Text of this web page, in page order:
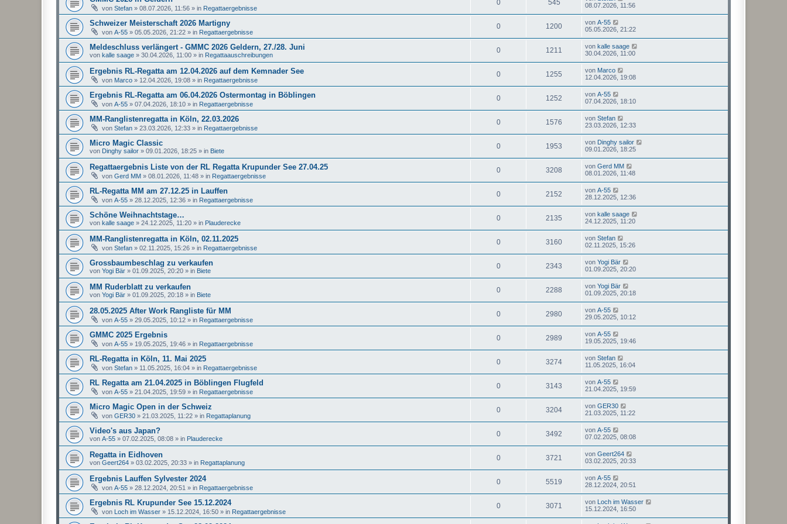
von Stefan » 08.07.2026, 11:56 » in Regattaergebnisse
0 545
08.07.2026, 11:56
Schweizer Meisterschaft 2026 Martigny
von A-55 » 05.05.2026, 21:22 » in Regattaergebnisse
0 1200 von A-55
05.05.2026, 21:22
Meldeschluss verlängert - GMMC 2026 Geldern, 27./28. Juni
von kalle saage » 30.04.2026, 11:00 » in Regattaauschreibungen
0 1211 von kalle saage
30.04.2026, 11:00
Ergebnis RL-Regatta am 12.04.2026 auf dem Kemnader See
von Marco » 12.04.2026, 19:08 » in Regattaergebnisse
0 1255 von Marco
12.04.2026, 19:08
Ergebnis RL-Regatta am 06.04.2026 Ostermontag in Böblingen
von A-55 » 07.04.2026, 18:10 » in Regattaergebnisse
0 1252 von A-55
07.04.2026, 18:10
MM-Ranglistenregatta in Köln, 22.03.2026
von Stefan » 23.03.2026, 12:33 » in Regattaergebnisse
0 1576 von Stefan
23.03.2026, 12:33
Micro Magic Classic
von Dinghy sailor » 09.01.2026, 18:25 » in Biete
0 1953 von Dinghy sailor
09.01.2026, 18:25
Regattaergebnis Liste von der RL Regatta Krupunder See 27.04.25
von Gerd MM » 08.01.2026, 11:48 » in Regattaergebnisse
0 3208 von Gerd MM
08.01.2026, 11:48
RL-Regatta MM am 27.12.25 in Lauffen
von A-55 » 28.12.2025, 12:36 » in Regattaergebnisse
0 2152 von A-55
28.12.2025, 12:36
Schöne Weihnachtstage…
von kalle saage » 24.12.2025, 11:20 » in Plauderecke
0 2135 von kalle saage
24.12.2025, 11:20
MM-Ranglistenregatta in Köln, 02.11.2025
von Stefan » 02.11.2025, 15:26 » in Regattaergebnisse
0 3160 von Stefan
02.11.2025, 15:26
Grossbaumbeschlag zu verkaufen
von Yogi Bär » 01.09.2025, 20:20 » in Biete
0 2343 von Yogi Bär
01.09.2025, 20:20
MM Ruderblatt zu verkaufen
von Yogi Bär » 01.09.2025, 20:18 » in Biete
0 2288 von Yogi Bär
01.09.2025, 20:18
28.05.2025 After Work Rangliste für MM
von A-55 » 29.05.2025, 10:12 » in Regattaergebnisse
0 2980 von A-55
29.05.2025, 10:12
GMMC 2025 Ergebnis
von A-55 » 19.05.2025, 19:46 » in Regattaergebnisse
0 2989 von A-55
19.05.2025, 19:46
RL-Regatta in Köln, 11. Mai 2025
von Stefan » 11.05.2025, 16:04 » in Regattaergebnisse
0 3274 von Stefan
11.05.2025, 16:04
RL Regatta am 21.04.2025 in Böblingen Flugfeld
von A-55 » 21.04.2025, 19:59 » in Regattaergebnisse
0 3143 von A-55
21.04.2025, 19:59
Micro Magic Open in der Schweiz
von GER30 » 21.03.2025, 11:22 » in Regattaplanung
0 3204 von GER30
21.03.2025, 11:22
Video's aus Japan?
von A-55 » 07.02.2025, 08:08 » in Plauderecke
0 3492 von A-55
07.02.2025, 08:08
Regatta in Eidhoven
von Geert264 » 03.02.2025, 20:33 » in Regattaplanung
0 3721 von Geert264
03.02.2025, 20:33
Ergebnis Lauffen Sylvester 2024
von A-55 » 28.12.2024, 20:51 » in Regattaergebnisse
0 5519 von A-55
28.12.2024, 20:51
Ergebnis RL Krupunder See 15.12.2024
von Loch im Wasser » 15.12.2024, 16:50 » in Regattaergebnisse
0 3071 von Loch im Wasser
15.12.2024, 16:50